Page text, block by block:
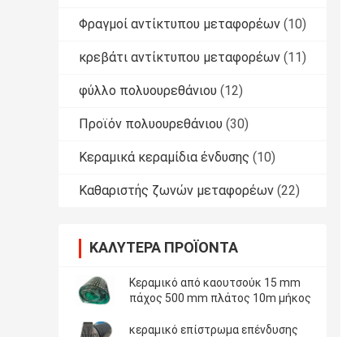
Φραγμοί αντίκτυπου μεταφορέων (10)
κρεβάτι αντίκτυπου μεταφορέων (11)
φύλλο πολυουρεθάνιου (12)
Προϊόν πολυουρεθάνιου (30)
Κεραμικά κεραμίδια ένδυσης (10)
Καθαριστής ζωνών μεταφορέων (22)
ΚΑΛΎΤΕΡΑ ΠΡΟΪΌΝΤΑ
Κεραμικό από καουτσούκ 15 mm
πάχος 500 mm πλάτος 10m μήκος
κεραμικό επίστρωμα επένδυσης